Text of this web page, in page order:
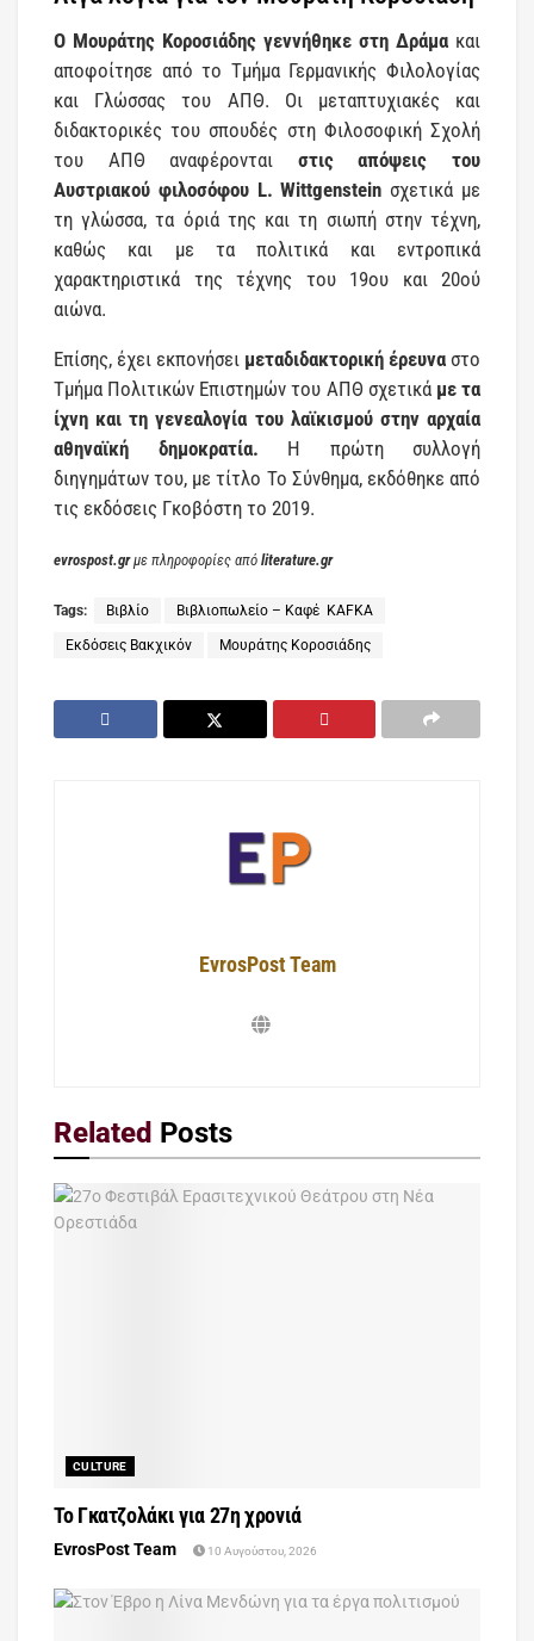
Ο Μουράτης Κοροσιάδης γεννήθηκε στη Δράμα και
αποφοίτησε από το Τμήμα Γερμανικής Φιλολογίας
και Γλώσσας του ΑΠΘ. Οι μεταπτυχιακές και
διδακτορικές του σπουδές στη Φιλοσοφική Σχολή
του ΑΠΘ αναφέρονται στις απόψεις του
Αυστριακού φιλοσόφου L. Wittgenstein σχετικά με
τη γλώσσα, τα όριά της και τη σιωπή στην τέχνη,
καθώς και με τα πολιτικά και εντροπικά
χαρακτηριστικά της τέχνης του 19ου και 20ού
αιώνα.
Επίσης, έχει εκπονήσει μεταδιδακτορική έρευνα στο
Τμήμα Πολιτικών Επιστημών του ΑΠΘ σχετικάμε τα
ίχνη και τη γενεαλογία του λαϊκισμού στην αρχαία
αθηναϊκή δημοκρατία. Η πρώτη συλλογή
διηγημάτων του, με τίτλο Το Σύνθημα, εκδόθηκε από
τις εκδόσεις Γκοβόστη το 2019.
evrospost.grμε πληροφορίες από literature.gr
Tags: Βιβλίο Βιβλιοπωλείο – Καφέ ΚΑFΚΑ
Εκδόσεις Βακχικόν Μουράτης Κοροσιάδης
EvrosPost Team
Related Posts
CULTURE
Το Γκατζολάκι για 27η χρονιά
EvrosPost Team 10 Αυγούστου, 2026